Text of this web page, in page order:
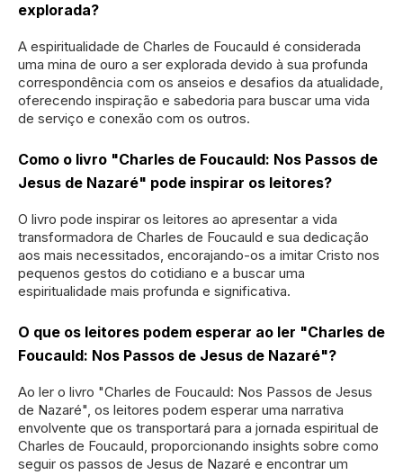
explorada?
A espiritualidade de Charles de Foucauld é considerada
uma mina de ouro a ser explorada devido à sua profunda
correspondência com os anseios e desafios da atualidade,
oferecendo inspiração e sabedoria para buscar uma vida
de serviço e conexão com os outros.
Como o livro "Charles de Foucauld: Nos Passos de
Jesus de Nazaré" pode inspirar os leitores?
O livro pode inspirar os leitores ao apresentar a vida
transformadora de Charles de Foucauld e sua dedicação
aos mais necessitados, encorajando-os a imitar Cristo nos
pequenos gestos do cotidiano e a buscar uma
espiritualidade mais profunda e significativa.
O que os leitores podem esperar ao ler "Charles de
Foucauld: Nos Passos de Jesus de Nazaré"?
Ao ler o livro "Charles de Foucauld: Nos Passos de Jesus
de Nazaré", os leitores podem esperar uma narrativa
envolvente que os transportará para a jornada espiritual de
Charles de Foucauld, proporcionando insights sobre como
seguir os passos de Jesus de Nazaré e encontrar um